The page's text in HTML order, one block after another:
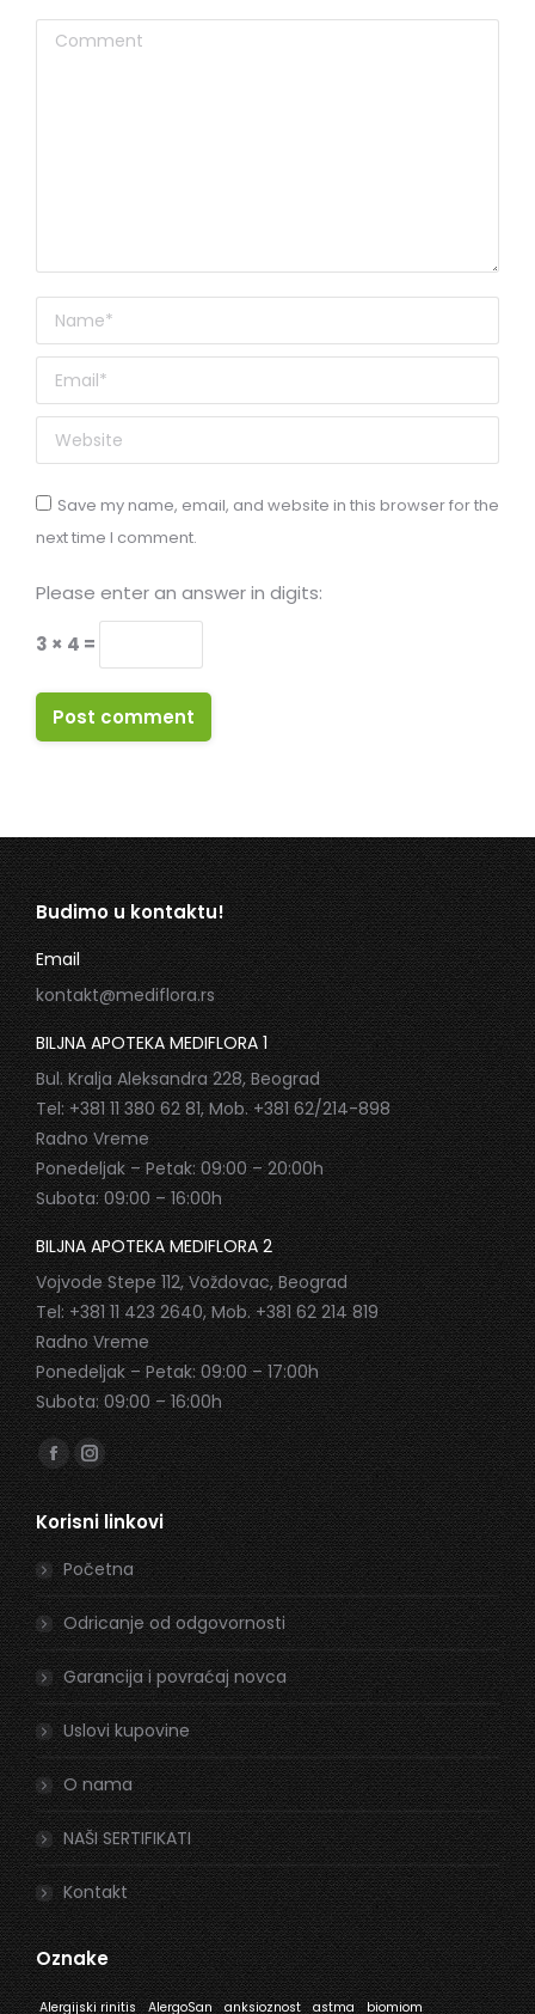
Comment
Name *
Email *
Website
Save my name, email, and website in this browser for the
next time I comment.
Please enter an answer in digits:
3 × 4 =
Post comment
Budimo u kontaktu!
Email
kontakt@mediflora.rs
BILJNA APOTEKA MEDIFLORA 1
Bul. Kralja Aleksandra 228, Beograd
Tel: +381 11 380 62 81, Mob. +381 62/214-898
Radno Vreme
Ponedeljak – Petak: 09:00 – 20:00h
Subota: 09:00 – 16:00h
BILJNA APOTEKA MEDIFLORA 2
Vojvode Stepe 112, Voždovac, Beograd
Tel: +381 11 423 2640, Mob. +381 62 214 819
Radno Vreme
Ponedeljak – Petak: 09:00 – 17:00h
Subota: 09:00 – 16:00h
Find us on:
Facebook
page
opens
in
new
window
Instagram
page
opens
in
new
window
Korisni linkovi
Početna
Odricanje od odgovornosti
Garancija i povraćaj novca
Uslovi kupovine
O nama
NAŠI SERTIFIKATI
Kontakt
Oznake
Alergijski rinitis AlergoSan anksioznost astma biomiom